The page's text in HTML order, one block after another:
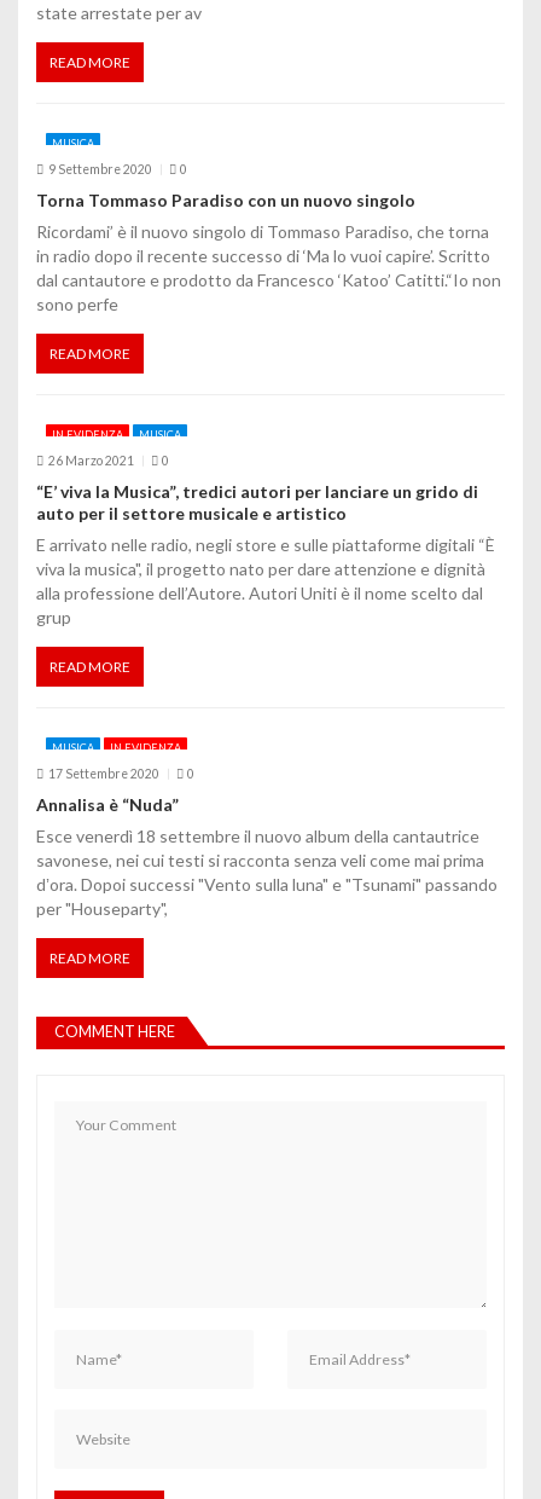
r
c
o
l
i
state arrestate per av
READ MORE
MUSICA
9 Settembre 2020 0
Torna Tommaso Paradiso con un nuovo singolo
Ricordami’ è il nuovo singolo di Tommaso Paradiso, che torna
in radio dopo il recente successo di ‘Ma lo vuoi capire’. Scritto
dal cantautore e prodotto da Francesco ‘Katoo’ Catitti.“Io non
sono perfe
READ MORE
IN EVIDENZA MUSICA
26 Marzo 2021 0
“E’ viva la Musica”, tredici autori per lanciare un grido di
auto per il settore musicale e artistico
E arrivato nelle radio, negli store e sulle piattaforme digitali “È
viva la musica", il progetto nato per dare attenzione e dignità
alla professione dell’Autore. Autori Uniti è il nome scelto dal
grup
READ MORE
MUSICA IN EVIDENZA
17 Settembre 2020 0
Annalisa è “Nuda”
Esce venerdì 18 settembre il nuovo album della cantautrice
savonese, nei cui testi si racconta senza veli come mai prima
dʼora. Dopoi successi "Vento sulla luna" e "Tsunami" passando
per "Houseparty",
READ MORE
COMMENT HERE